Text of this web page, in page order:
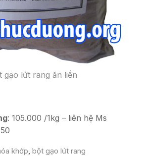
gạo lứt rang ăn liền
: 105.000 /1kg – liên hệ Ms
khớp, bột gạo lứt rang